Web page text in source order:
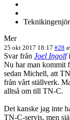
Mer
25 okt 2017 18:17 #28
Svar från Joel Ingolfi
Nu har man kommit
sedan Michell, att
från vårt ställverk.
alltså om till TN-C.
Det kanske jag inte
TN-C-servis, men